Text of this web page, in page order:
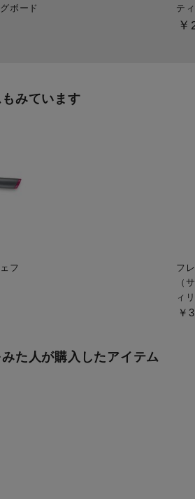
ボード テ
みています
フ
フ
（
ィ
￥
た人が購入したアイテム